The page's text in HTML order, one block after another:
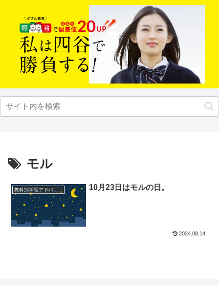
モル
教科別学習アドバイス 10月23日はモルの日。
2024.08.14